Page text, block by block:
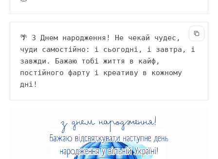
🌴 З Днем народження! Не чекай чудес,
чуди самостійно: і сьогодні, і завтра, і
завжди. Бажаю тобі життя в кайф,
постійного фарту і креативу в кожному
дні!